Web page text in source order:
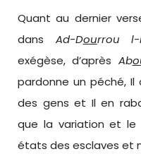
Quant au dernier
dans Ad-Dourrou l-
exégèse, d’après Ab
pardonne un péché, Il
des gens et Il en
que la variation et le
états des esclaves et